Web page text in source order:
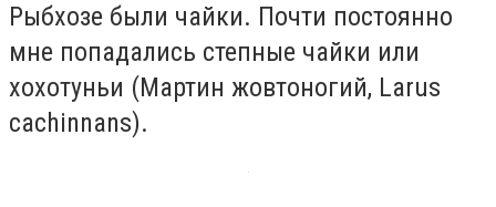
Рыбхозе были чайки. Почти постоянно
мне попадались степные чайки или
хохотуньи (Мартин жовтоногий, Larus
cachinnans).